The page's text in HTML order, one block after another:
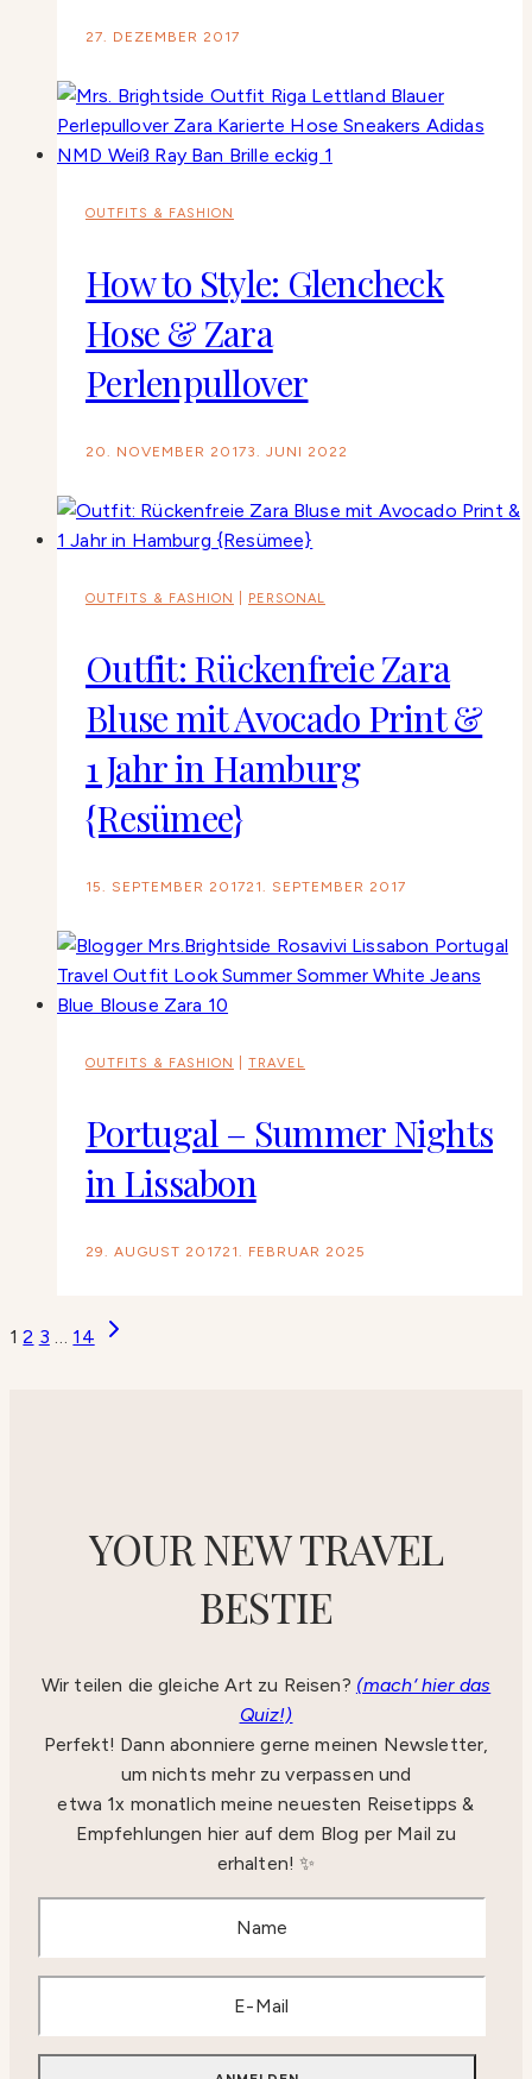
27. DEZEMBER 2017
OUTFITS & FASHION
How to Style: Glencheck
Hose & Zara
Perlenpullover
20. NOVEMBER 20173. JUNI 2022
OUTFITS & FASHION PERSONAL
Outfit: Rückenfreie Zara
Bluse mit Avocado Print &
1 Jahr in Hamburg
{Resümee}
15. SEPTEMBER 201721. SEPTEMBER 2017
OUTFITS & FASHION TRAVEL
Portugal – Summer Nights
in Lissabon
29. AUGUST 201721. FEBRUAR 2025
Seitennavigation
1 2 3 14
Nächste
YOUR NEW TRAVEL
BESTIE
Wir teilen die gleiche Art zu Reisen? (mach‘ hier das
Quiz!)
Perfekt! Dann abonniere gerne meinen Newsletter,
um nichts mehr zu verpassen und
etwa 1x monatlich meine neuesten Reisetipps &
Empfehlungen hier auf dem Blog per Mail zu
erhalten! ✨